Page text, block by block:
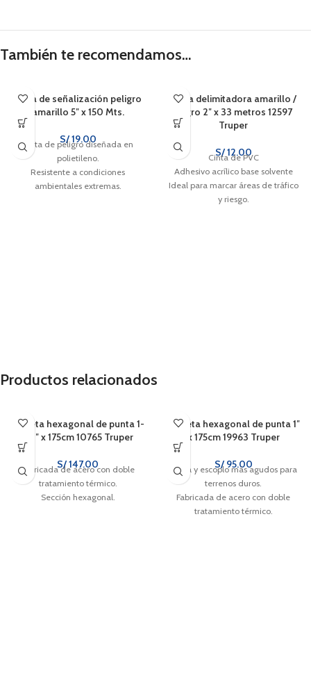
También te recomendamos…
Cinta de señalización peligro
amarillo 5″ x 150 Mts.
S/19.00
Cinta de peligro diseñada en
polietileno.
Resistente a condiciones
ambientales extremas.
Cinta delimitadora amarillo /
negro 2″ x 33 metros 12597
Truper
S/12.00
Cinta de PVC
Adhesivo acrílico base solvente
Ideal para marcar áreas de tráfico
y riesgo.
Productos relacionados
Barreta hexagonal de punta 1-
1/4″ x 175cm 10765 Truper
S/147.00
Fabricada de acero con doble
tratamiento térmico.
Sección hexagonal.
Barreta hexagonal de punta 1″
x 175cm 19963 Truper
S/95.00
Punta y escoplo más agudos para
terrenos duros.
Fabricada de acero con doble
tratamiento térmico.